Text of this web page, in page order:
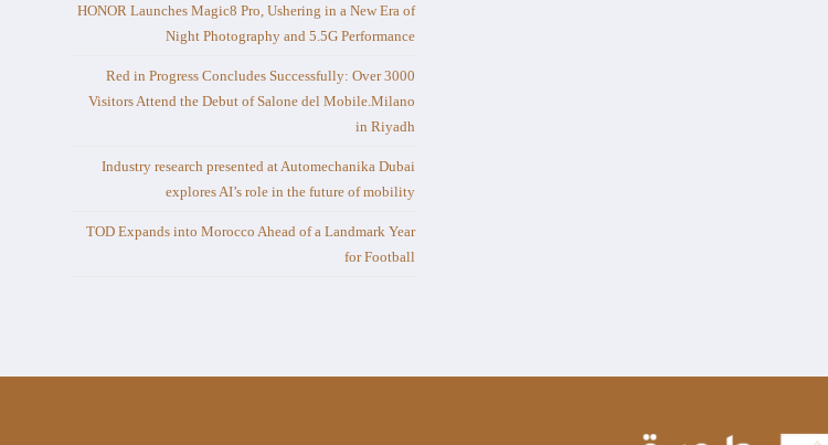
HONOR Launches Magic8 Pro, Ushering in a New Era of
Night Photography and 5.5G Performance
Red in Progress Concludes Successfully: Over 3000
Visitors Attend the Debut of Salone del Mobile.Milano
in Riyadh
Industry research presented at Automechanika Dubai
explores AI’s role in the future of mobility
TOD Expands into Morocco Ahead of a Landmark Year
for Football